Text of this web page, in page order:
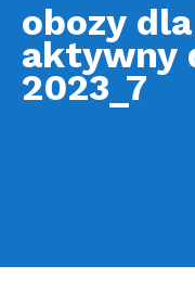
obozy
aktywny
2023_7